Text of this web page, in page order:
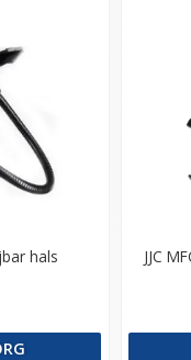
addera
är justerbar
ut på fötterna
i den fasta
hals
JJC